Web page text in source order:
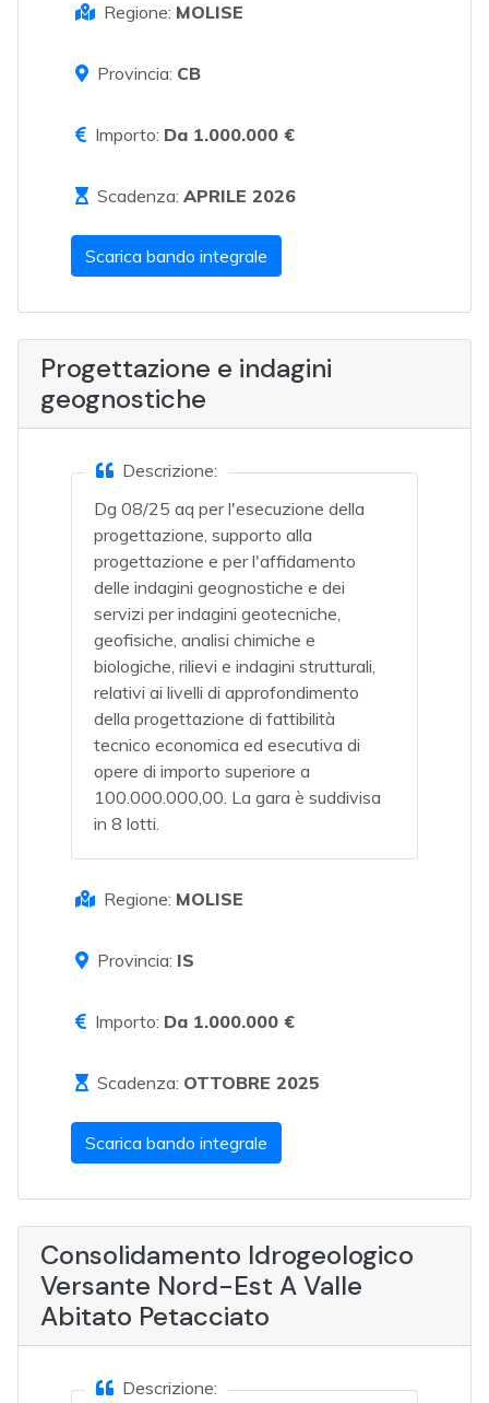
Regione: MOLISE
Provincia: CB
Importo: Da 1.000.000 €
Scadenza: APRILE 2026
Scarica bando integrale
Progettazione e indagini
geognostiche
Descrizione:
Dg 08/25 aq per l'esecuzione della
progettazione, supporto alla
progettazione e per l'affidamento
delle indagini geognostiche e dei
servizi per indagini geotecniche,
geofisiche, analisi chimiche e
biologiche, rilievi e indagini strutturali,
relativi ai livelli di approfondimento
della progettazione di fattibilità
tecnico economica ed esecutiva di
opere di importo superiore a
100.000.000,00. La gara è suddivisa
in 8 lotti.
Regione: MOLISE
Provincia: IS
Importo: Da 1.000.000 €
Scadenza: OTTOBRE 2025
Scarica bando integrale
Consolidamento Idrogeologico
Versante Nord-Est A Valle
Abitato Petacciato
Descrizione: